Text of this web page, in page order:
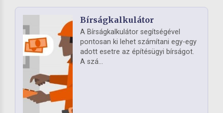
Bírságkalkulátor
A Bírságkalkulátor segítségével
pontosan ki lehet számítani egy-egy
adott esetre az építésügyi bírságot.
A szá...